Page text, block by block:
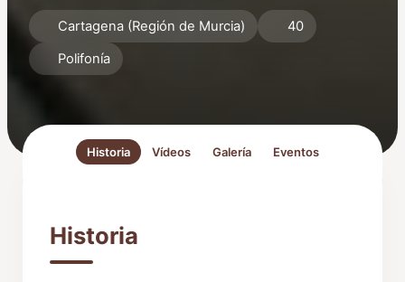
Cartagena (Región de Murcia)
40
Polifonía
Historia Vídeos Galería Eventos
Historia